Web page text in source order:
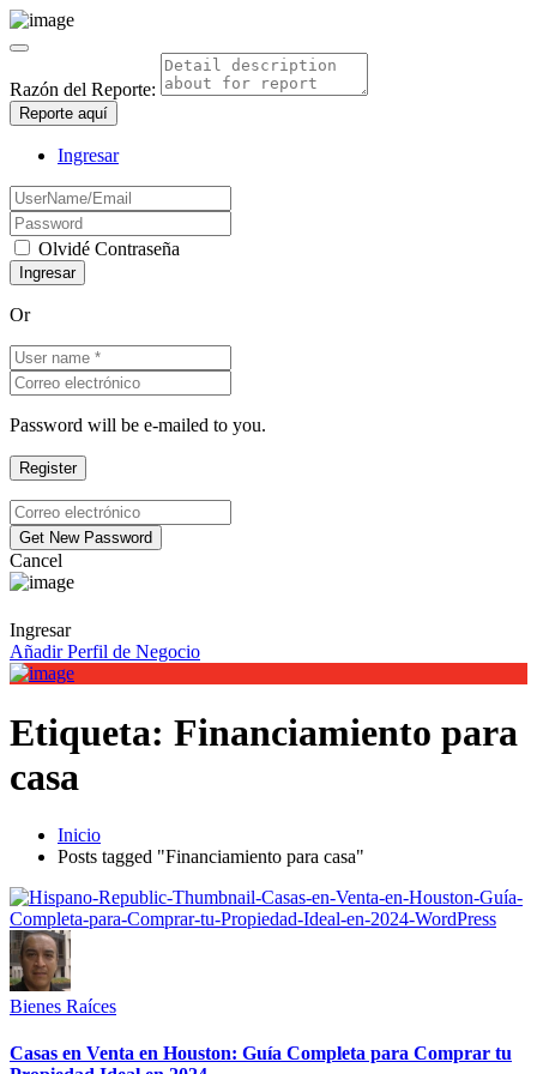
Razón del Reporte:
Reporte aquí
Ingresar
Olvidé Contraseña
Or
Password will be e-mailed to you.
Cancel
Ingresar
Añadir Perfil de Negocio
Etiqueta: Financiamiento para
casa
Inicio
Posts tagged "Financiamiento para casa"
Bienes Raíces
Casas en Venta en Houston: Guía Completa para Comprar tu